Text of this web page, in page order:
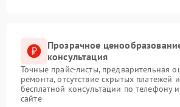
Прозрачное
консультация
Точные прайс-листы, предварительная
ремонта, отсутствие скрытых платежей
бесплатной консультации по телефону
сайте